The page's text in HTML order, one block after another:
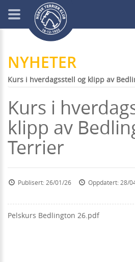
NYHETER
Kurs i hverdagsstell og klipp av
Kurs i
klipp av
Terrier
Publisert: 26/01/26 Oppdatert: 28/
Pelskurs Bedlington 26.pdf